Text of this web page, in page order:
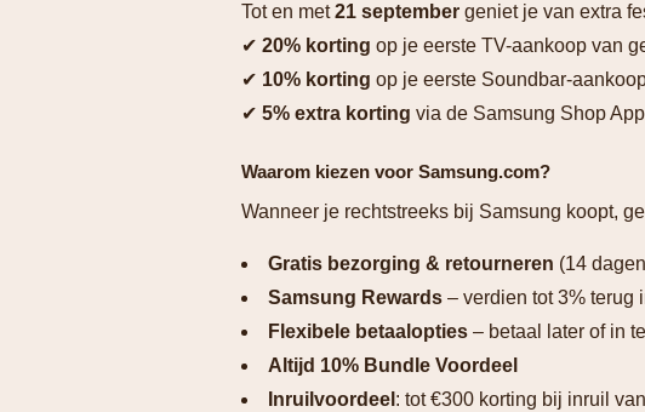
Tot en met21 september geniet je van extra
✔ 20% korting op je eerste TV-aankoop van
✔ 10% korting op je eerste Soundbar-
✔ 5% extra korting via de Samsung Shop
Waarom kiezen voor Samsung.com?
Wanneer je rechtstreeks bij Samsung koopt,
Gratis bezorging & retourneren (14
Samsung Rewards – verdien tot 3% terug
Flexibele betaalopties – betaal later of in
Altijd 10% Bundle Voordeel
Inruilvoordeel : tot €300 korting bij inruil